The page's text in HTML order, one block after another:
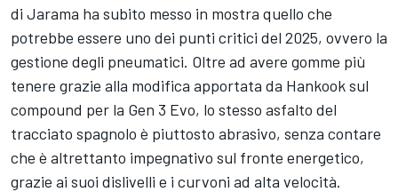
di Jarama ha subito messo in mostra quello che
potrebbe essere uno dei punti critici del 2025, ovvero la
gestione degli pneumatici. Oltre ad avere gomme più
tenere grazie alla modifica apportata da Hankook sul
compound per la Gen 3 Evo, lo stesso asfalto del
tracciato spagnolo è piuttosto abrasivo, senza contare
che è altrettanto impegnativo sul fronte energetico,
grazie ai suoi dislivelli e i curvoni ad alta velocità.